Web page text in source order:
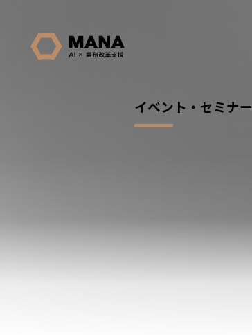
イベント・セミナー